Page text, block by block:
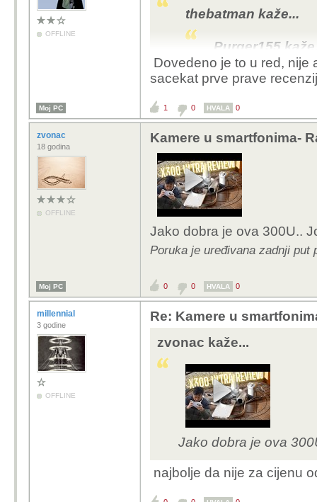
OFFLINE
thebatman kaže...
Purger155
X300 Ultra
pozdravljam
Ako će se AI
Dovedeno je to u red, nije
sacekat prve prave
Moj PC 1 0 HVALA 0
zvonac
18 godina
OFFLINE
Kamere u smartfonima-
Jako dobra je ova 300U..
Poruka je uređivana zadnji put
Moj PC 0 0 HVALA 0
millennial
3 godine
OFFLINE
Re: Kamere u
zvonac kaže...
Jako dobra je ova
najbolje da nije za cijenu